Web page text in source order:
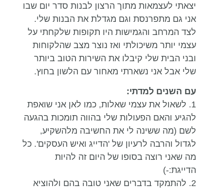
יצאתי לעצמאות מתוך הרצון לבנות סדר יום שבו
אני גם מתפרנסת וגם מגדלת את הבנות שלי.
לצד המרחב והגמישות היו תקופות שלקחתי על
עצמי יותר משיכולתי ואז נוצר מצב שהלקוחות
ובני הבית שלי קיבלו את השירות הטוב ביותר
שלי אבל אני נשארתי מאחור עם הלשון בחוץ.
עם השנים למדתי:
1. לשאול את עצמי שאלות, כמו לאן אני שואפת
להגיע והאם הפעולות שלי בהווה תומכות בהגעה
לשם (מה ששינה לי את החשיבה מלהשקיע,
לגדול והרבה לרעיון של 'הדייג ואיש העסקים'. כל
מה שאני רוצה בסופו של היום זה להיות
הדייגת:-)
2. להתמקד בדברים שאני טובה בהם ולהוציא